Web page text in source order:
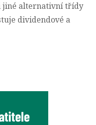
jiné alternativní třídy
dividendové a